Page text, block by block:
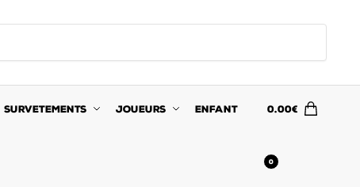
SURVETEMENTS JOUEURS ENFANT 0.00€
0